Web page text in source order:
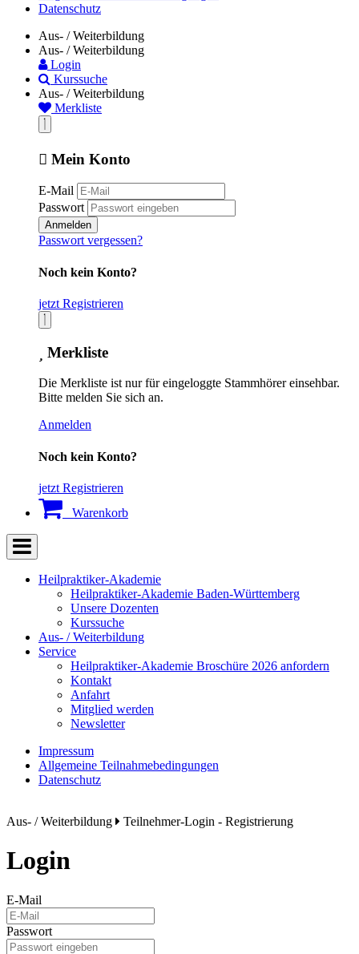
Datenschutz
Aus- / Weiterbildung
Aus- / Weiterbildung
Login
Kurssuche
Aus- / Weiterbildung
Merkliste
Mein Konto
E-Mail
Passwort
Anmelden
Passwort vergessen?
Noch kein Konto?
jetzt Registrieren
Merkliste
Die Merkliste ist nur für eingeloggte Stammhörer einsehbar.
Bitte melden Sie sich an.
Anmelden
Noch kein Konto?
jetzt Registrieren
Warenkorb
Heilpraktiker-Akademie
Heilpraktiker-Akademie Baden-Württemberg
Unsere Dozenten
Kurssuche
Aus- / Weiterbildung
Service
Heilpraktiker-Akademie Broschüre 2026 anfordern
Kontakt
Anfahrt
Mitglied werden
Newsletter
Impressum
Allgemeine Teilnahmebedingungen
Datenschutz
Aus- / Weiterbildung Teilnehmer-Login - Registrierung
Login
E-Mail
Passwort